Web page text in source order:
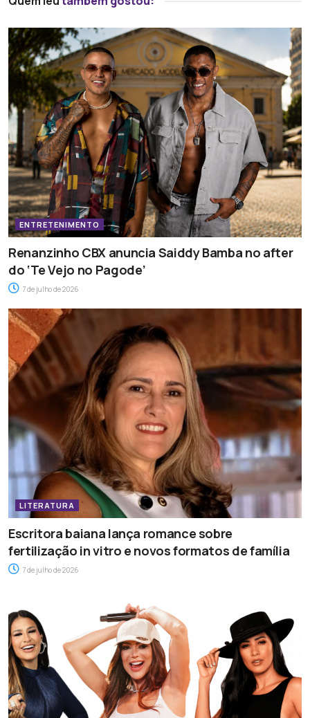
ENTRETENIMENTO
Renanzinho CBX anuncia Saiddy Bamba no after
do ‘Te Vejo no Pagode’
7 de julho de 2026
LITERATURA
Escritora baiana lança romance sobre
fertilização in vitro e novos formatos de família
7 de julho de 2026